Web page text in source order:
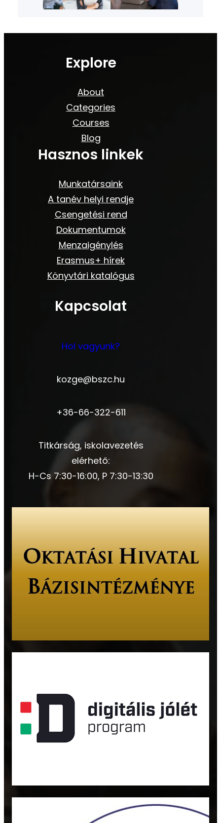
Explore
About
Categories
Courses
Blog
Hasznos linkek
Munkatársaink
A tanév helyi rendje
Csengetési rend
Dokumentumok
Menzaigénylés
Erasmus+ hírek
Könyvtári katalógus
Kapcsolat
Hol vagyunk?
kozge@bszc.hu
+36-66-322-611
Titkárság, iskolavezetés
elérhető:
H-Cs 7:30-16:00, P 7:30-13:30